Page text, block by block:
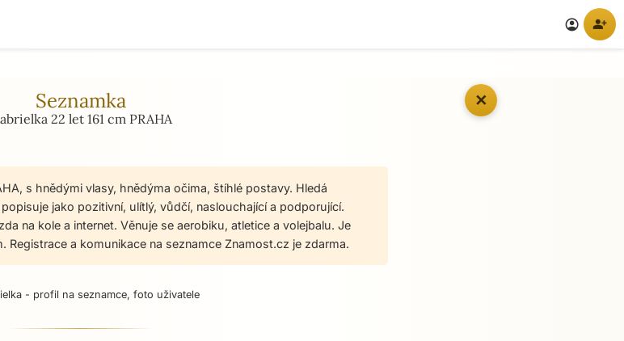
account_circle person_add
✕
Seznamka
22 let 161 cm PRAHA
s hnědými vlasy, hnědýma očima, štíhlé postavy. Hledá
jako pozitivní, ulítlý, vůdčí, naslouchající a podporující.
na kole a internet. Věnuje se aerobiku, atletice a volejbalu. Je
Registrace a komunikace na seznamce Znamost.cz je zdarma.